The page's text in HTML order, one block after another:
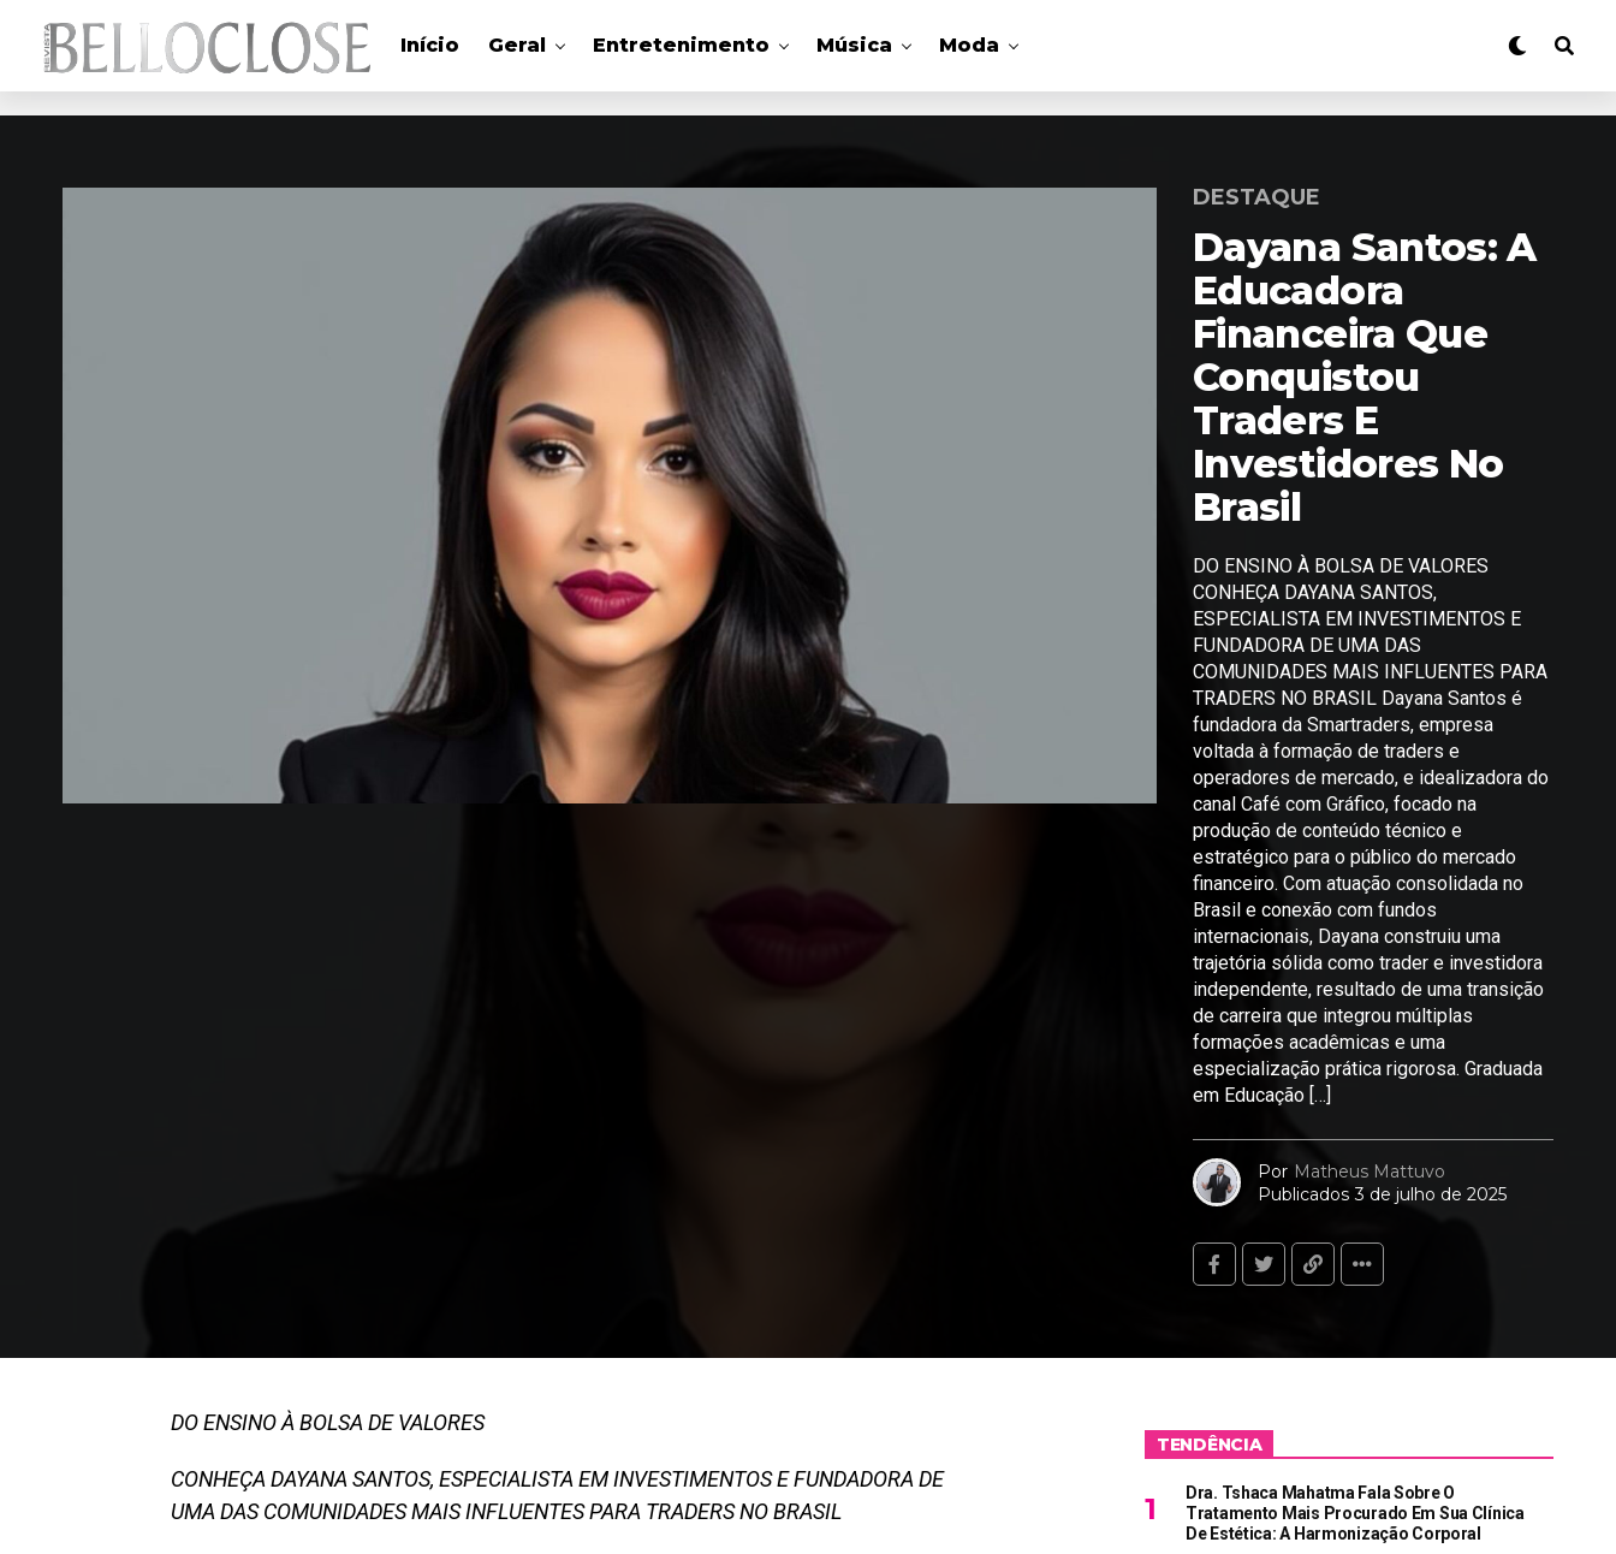
Início Geral Entretenimento Música Moda
DESTAQUE
Dayana Santos: A
Educadora
Financeira Que
Conquistou
Traders E
Investidores No
Brasil
DO ENSINO À BOLSA DE VALORES
CONHEÇA DAYANA SANTOS,
ESPECIALISTA EM INVESTIMENTOS E
FUNDADORA DE UMA DAS
COMUNIDADES MAIS INFLUENTES PARA
TRADERS NO BRASIL Dayana Santos é
fundadora da Smartraders, empresa
voltada à formação de traders e
operadores de mercado, e idealizadora do
canal Café com Gráfico, focado na
produção de conteúdo técnico e
estratégico para o público do mercado
financeiro. Com atuação consolidada no
Brasil e conexão com fundos
internacionais, Dayana construiu uma
trajetória sólida como trader e investidora
independente, resultado de uma transição
de carreira que integrou múltiplas
formações acadêmicas e uma
especialização prática rigorosa. Graduada
em Educação […]
Por Matheus Mattuvo
Publicados 3 de julho de 2025
DO ENSINO À BOLSA DE VALORES
CONHEÇA DAYANA SANTOS, ESPECIALISTA EM INVESTIMENTOS E FUNDADORA DE
UMA DAS COMUNIDADES MAIS INFLUENTES PARA TRADERS NO BRASIL
TENDÊNCIA
Dra. Tshaca Mahatma Fala Sobre O
Tratamento Mais Procurado Em Sua Clínica
De Estética: A Harmonização Corporal